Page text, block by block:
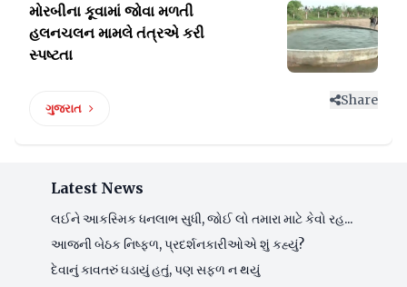
મોરબીના કૂવામાં જોવા મળતી
હલનચલન મામલે તંત્રએ કરી
સ્પષ્ટતા
ગુજરાત
Share
Latest News
લઈને આકસ્મિક ધનલાભ સુધી, જોઈ લો તમારા માટે કેવો રહ...
આજની બેઠક નિષ્ફળ, પ્રદર્શનકારીઓએ શું કહ્યું?
દેવાનું કાવતરું ઘડાયું હતું, પણ સફળ ન થયું